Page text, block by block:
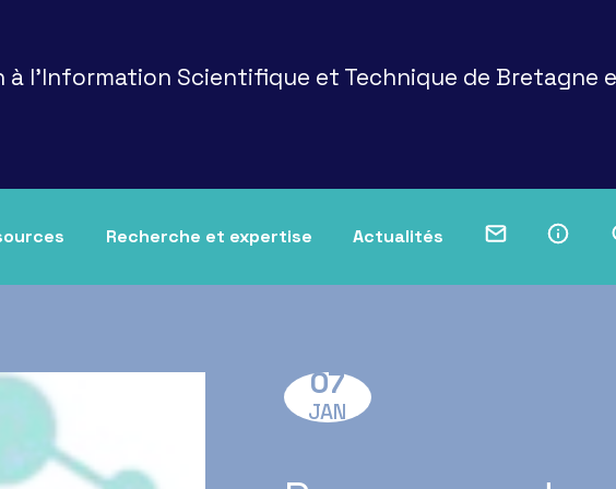
à l'Information Scientifique et Technique de Bretagne
stages
du réseau URFIST
Recherche et expertise Actualités
07
JAN